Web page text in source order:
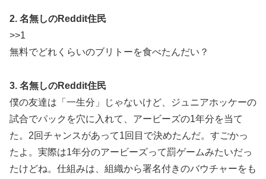
2. 名無しのReddit住民
>>1
無料でどれくらいのブリトーを食べたんだい？
3. 名無しのReddit住民
僕の友達は「一生分」じゃないけど、ジュニアホッケーの
試合でパックを穴に入れて、アービーズの1年分を当て
た。2回チャンスがあって1回目で決めたんだ。すごかっ
たよ。実際は1年分のアービーズって罰ゲームみたいだっ
たけどね。仕組みは、組織から署名付きのバウチャーをも